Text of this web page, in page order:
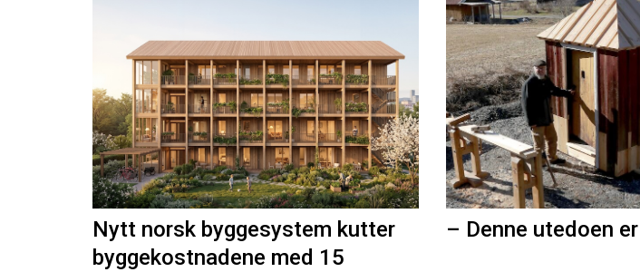
Nytt norsk byggesystem kutter
byggekostnadene med 15
– Denne utedoen